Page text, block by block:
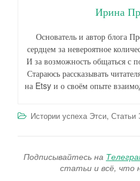
Ирина
Основатель и автор блога
сердцем за невероятное
И за возможность общаться с
Стараюсь рассказывать
на Etsy и о своём опыте
Истории успеха Этси, Статьи
Подписывайтесь на
статьи и всё, что